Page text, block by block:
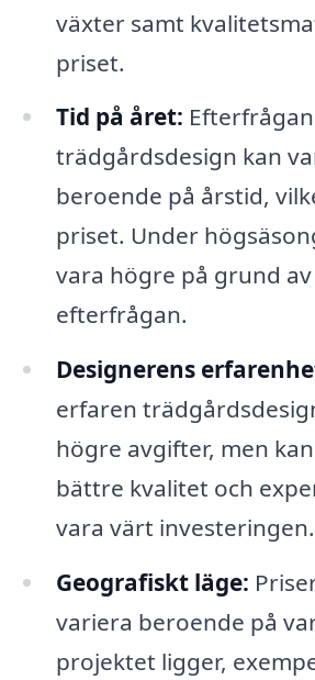
växter samt
priset.
Tid på året:
trädgårdsdesign kan
beroende på årstid,
priset. Under
vara högre på grund
efterfrågan.
Designerens
erfaren
högre avgifter, men
bättre kvalitet och
vara värt investeringen.
Geografiskt läge:
variera beroende på
projektet ligger,